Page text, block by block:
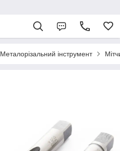
Металорізальний інструмент